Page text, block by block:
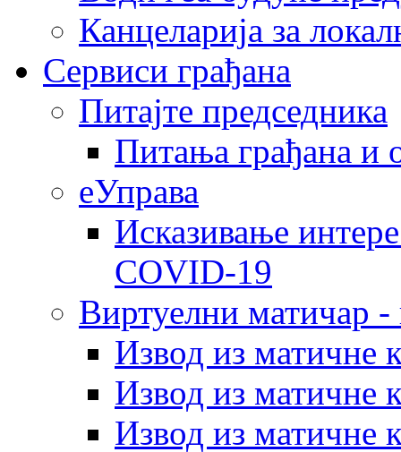
Канцеларија за
Сервиси грађана
Питајте председника
Питања грађана и
еУправа
Исказивање
COVID-19
Виртуелни матичар -
Извод из матичне
Извод из матичне
Извод из матичне